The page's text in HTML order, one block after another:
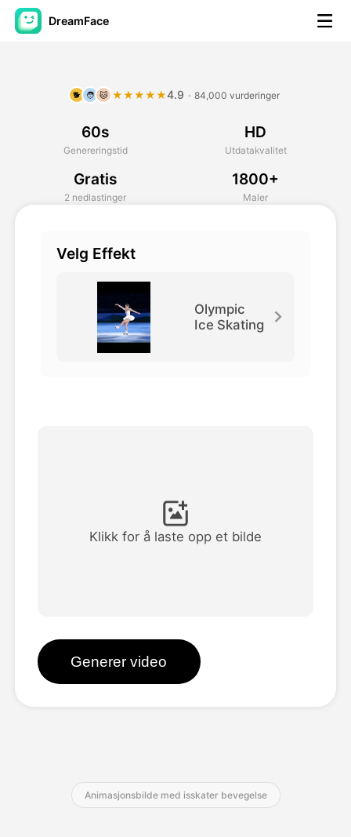
DreamFace
Avatar Video
AI Video
Se alle maler
Blogg
🐕 🧑 🐱 ★★★★★4.9 · 84,000 vurderinger
60s
Genereringstid
HD
Utdatakvalitet
Gratis
2 nedlastinger
1800+
Maler
Velg Effekt
Olympic
Ice Skating
Klikk for å laste opp et bilde
Generer video
Animasjonsbilde med isskater bevegelse